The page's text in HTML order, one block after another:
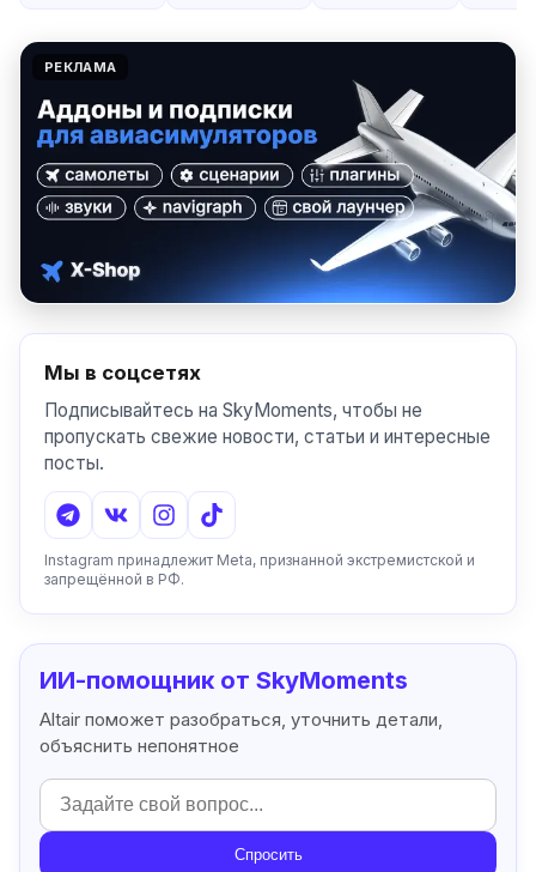
РЕКЛАМА
Мы в соцсетях
Подписывайтесь на SkyMoments, чтобы не
пропускать свежие новости, статьи и интересные
посты.
Instagram принадлежит Meta, признанной экстремистской и
запрещённой в РФ.
ИИ-помощник от SkyMoments
Altair поможет разобраться, уточнить детали,
объяснить непонятное
Спросить